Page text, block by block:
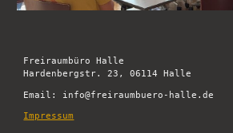
Freiraumbüro Halle
Hardenbergstr. 23, 06114 Halle
Email: info@freiraumbuero-halle.de
Impressum